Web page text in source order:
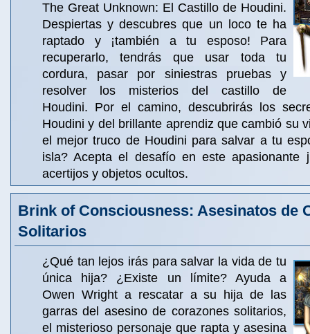
The Great Unknown: El Castillo de Houdini.
Despiertas y descubres que un loco te ha
raptado y ¡también a tu esposo! Para
recuperarlo, tendrás que usar toda tu
cordura, pasar por siniestras pruebas y
resolver los misterios del castillo de
Houdini. Por el camino, descubrirás los
Houdini y del brillante aprendiz que cambió su
el mejor truco de Houdini para salvar a tu
isla? Acepta el desafío en este apasionante
acertijos y objetos ocultos.
Brink of Consciousness: Asesinatos de
Solitarios
¿Qué tan lejos irás para salvar la vida de tu
única hija? ¿Existe un límite? Ayuda a
Owen Wright a rescatar a su hija de las
garras del asesino de corazones solitarios,
el misterioso personaje que rapta y asesina